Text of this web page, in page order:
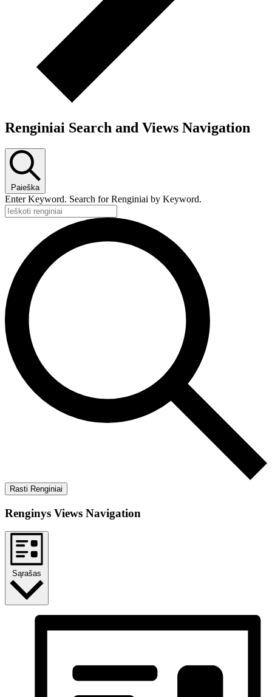
Renginiai Search and Views Navigation
Paieška
Enter Keyword. Search for Renginiai by Keyword.
Rasti Renginiai
Renginys Views Navigation
Sąrašas